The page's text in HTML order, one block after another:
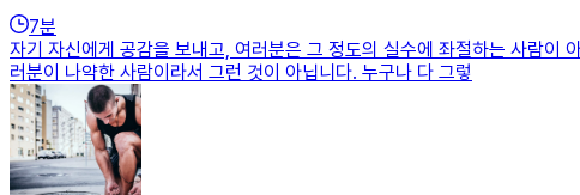
7분
자기 자신에게 공감을 보내고, 여러분은 그 정도의 실수에 좌절하는 사람이
러분이 나약한 사람이라서 그런 것이 아닙니다. 누구나 다 그렇